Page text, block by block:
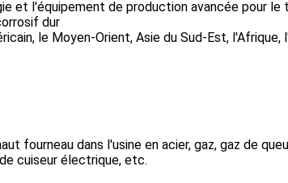
et l'équipement de production avancée pour le
dur
le Moyen-Orient, Asie du Sud-Est, l'Afrique,
fourneau dans l'usine en acier, gaz, gaz de
cuiseur électrique, etc.